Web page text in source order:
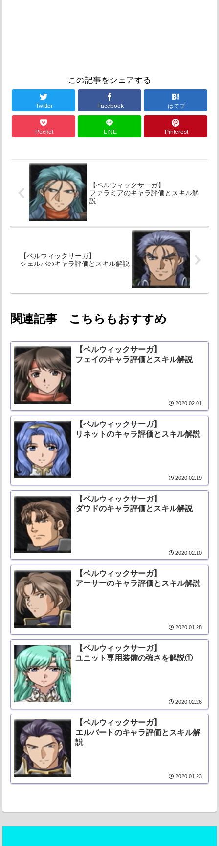
この記事をシェアする
Twitter Facebook はてブ
Pocket LINE Pinterest
【ベルウィックサーガ】
ファラミアのキャラ評価とスキル解
説
【ベルウィックサーガ】
シェルパのキャラ評価とスキル解説
関連記事 こちらもおすすめ
【ベルウィックサーガ】
フェイのキャラ評価とスキル解説
2020.02.01
【ベルウィックサーガ】
リネットのキャラ評価とスキル解説
2020.02.19
【ベルウィックサーガ】
ダウドのキャラ評価とスキル解説
2020.02.10
【ベルウィックサーガ】
アーサーのキャラ評価とスキル解説
2020.01.28
【ベルウィックサーガ】
ユニット専用装備の強さを解説①
2020.02.26
【ベルウィックサーガ】
エルバートのキャラ評価とスキル解
説
2020.01.23